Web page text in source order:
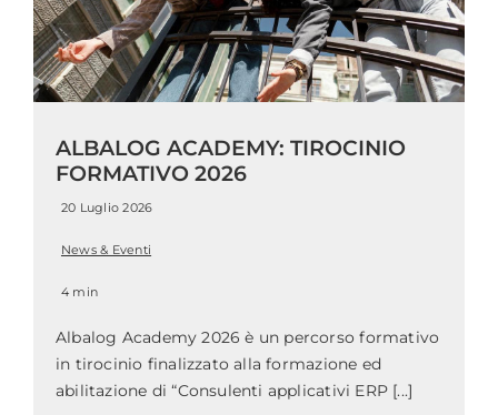
ALBALOG ACADEMY: TIROCINIO
FORMATIVO 2026
20 Luglio 2026
News & Eventi
4 min
Albalog Academy 2026 è un percorso formativo
in tirocinio finalizzato alla formazione ed
abilitazione di “Consulenti applicativi ERP [...]